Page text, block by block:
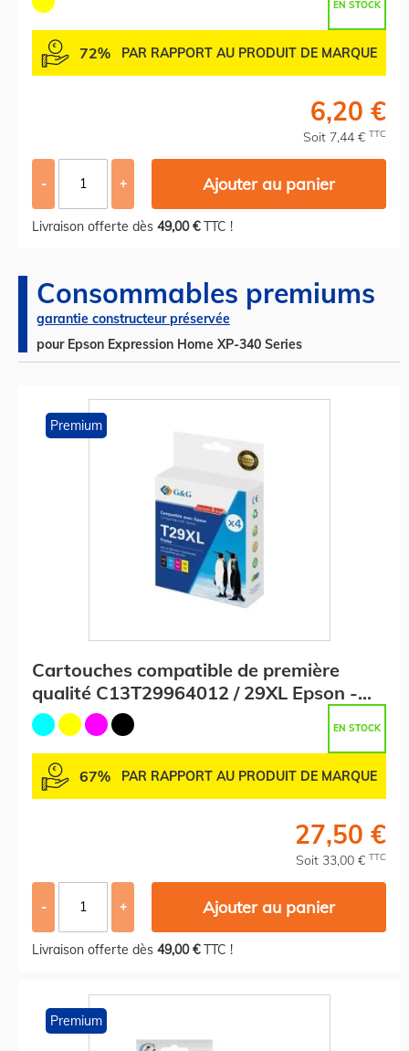
EN STOCK
72% PAR RAPPORT AU PRODUIT DE MARQUE
6,20 €
Soit 7,44 € TTC
- + Ajouter au panier
Livraison offerte dès 49,00 €TTC !
Consommables premiums
garantie constructeur préservée
pour Epson Expression Home XP-340 Series
Premium
Cartouches compatible de première
qualité C13T29964012 / 29XL Epson -
multipack 4 couleurs : noire, cyan,
magenta, jaune
EN STOCK
67% PAR RAPPORT AU PRODUIT DE MARQUE
27,50 €
Soit 33,00 € TTC
- + Ajouter au panier
Livraison offerte dès 49,00 €TTC !
Premium